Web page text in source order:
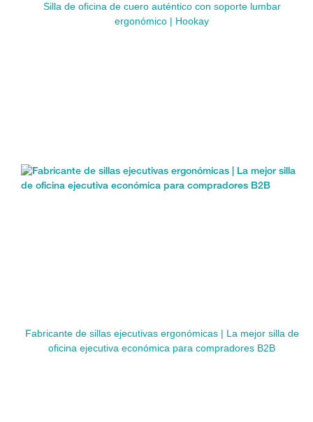
Silla de oficina de cuero auténtico con soporte lumbar
ergonómico | Hookay
Fabricante de sillas ejecutivas ergonómicas | La mejor silla de
oficina ejecutiva económica para compradores B2B